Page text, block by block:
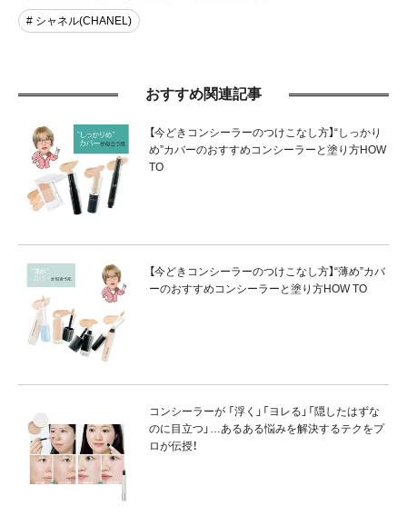
# シャネル(CHANEL)
おすすめ関連記事
【今どきコンシーラーのつけこなし方】“しっかり
め”カバーのおすすめコンシーラーと塗り方HOW
TO
【今どきコンシーラーのつけこなし方】“薄め”カバ
ーのおすすめコンシーラーと塗り方HOW TO
コンシーラーが 「浮く」「ヨレる」「隠したはずな
のに目立つ」…あるある悩みを解決するテクをプ
ロが伝授！